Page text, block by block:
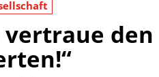
vertraue den